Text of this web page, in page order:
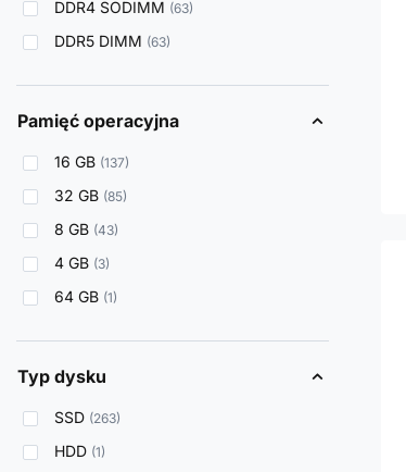
DDR4 SODIMM 63
DDR5 DIMM 63
Pamięć operacyjna
16 GB 137
32 GB 85
8 GB 43
4 GB 3
64 GB 1
Typ dysku
SSD 263
HDD 1